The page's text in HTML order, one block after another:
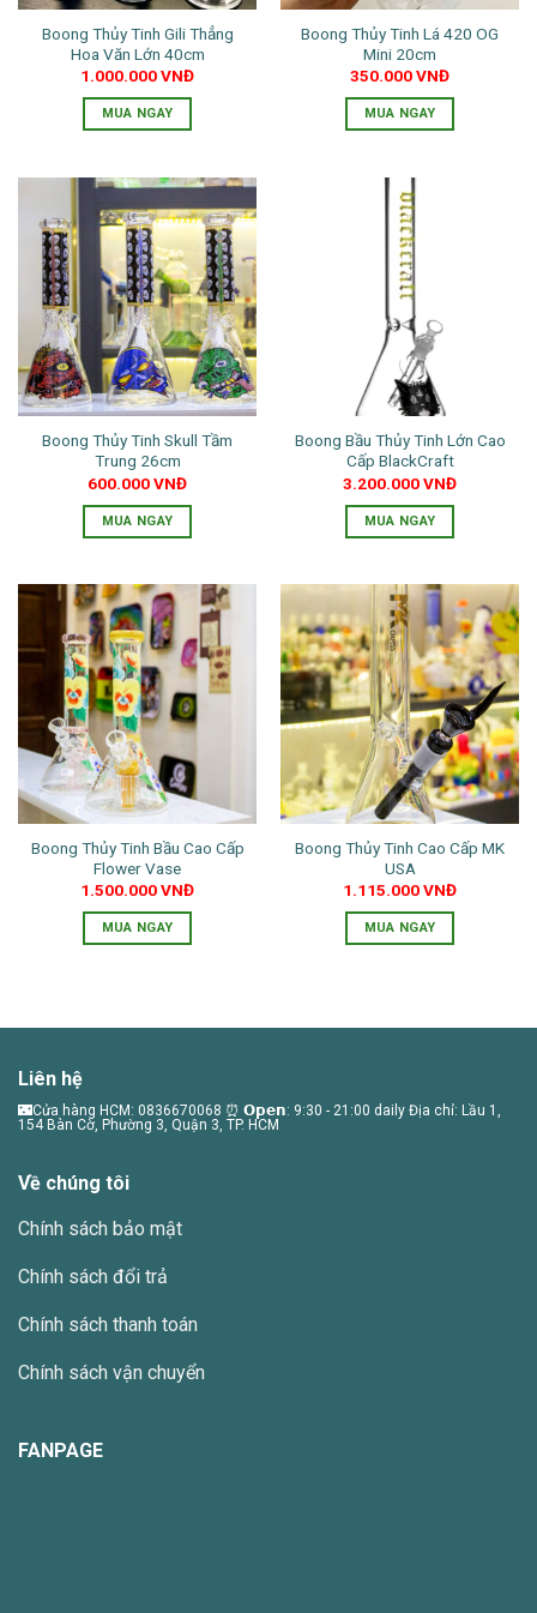
thể
được
chọn
trên
trang
sản
thể
được
chọn
trên
trang
sản
Boong Thủy Tinh Gili Thẳng
Hoa Văn Lớn 40cm
1.000.000VNĐ
MUA NGAY
này
có
nhiều
biến
thể.
Các
tùy
chọn
có
thể
được
chọn
trên
trang
sản
Boong Thủy Tinh Lá 420 OG
Mini 20cm
350.000VNĐ
MUA NGAY
Boong Thủy Tinh Skull Tầm
Trung 26cm
600.000VNĐ
MUA NGAY
này
có
nhiều
biến
thể.
Các
tùy
chọn
có
được
chọn
trên
trang
Boong Bầu Thủy Tinh Lớn Cao
Cấp BlackCraft
3.200.000VNĐ
MUA NGAY
này
có
nhiều
biến
thể.
Các
tùy
chọn
có
thể
được
chọn
trên
trang
Boong Thủy Tinh Bầu Cao Cấp
Flower Vase
1.500.000VNĐ
MUA NGAY
có
thể.
Các
thể
chọn
trang
phẩm
Boong Thủy Tinh Cao Cấp MK
USA
1.115.000VNĐ
MUA NGAY
Liên hệ
🌃Cửa hàng HCM: 0836670068 ⏰ 𝗢𝗽𝗲𝗻: 9:30 - 21:00 daily Địa chỉ: Lầu 1,
154 Bàn Cờ, Phường 3, Quận 3, TP. HCM
Về chúng tôi
Chính sách bảo mật
Chính sách đổi trả
Chính sách thanh toán
Chính sách vận chuyển
FANPAGE